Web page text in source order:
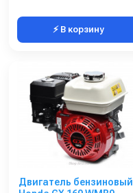
⚡ В корзину
Двигатель бензиновый